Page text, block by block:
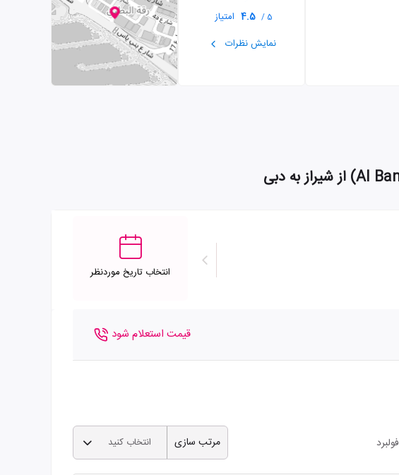
5 /
4.5 امتیاز
نمایش نظرات
انتخاب تاریخ موردنظر
قیمت استعلام شود
فولبرد مرتب سازی انتخاب کنید